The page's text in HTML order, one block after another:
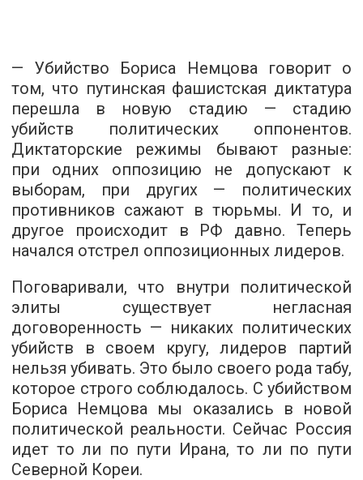
— Убийство Бориса Немцова говорит о
том, что путинская фашистская диктатура
перешла в новую стадию — стадию
убийств политических оппонентов.
Диктаторские режимы бывают разные:
при одних оппозицию не допускают к
выборам, при других — политических
противников сажают в тюрьмы. И то, и
другое происходит в РФ давно. Теперь
начался отстрел оппозиционных лидеров.
Поговаривали, что внутри политической
элиты существует негласная
договоренность — никаких политических
убийств в своем кругу, лидеров партий
нельзя убивать. Это было своего рода табу,
которое строго соблюдалось. С убийством
Бориса Немцова мы оказались в новой
политической реальности. Сейчас Россия
идет то ли по пути Ирана, то ли по пути
Северной Кореи.